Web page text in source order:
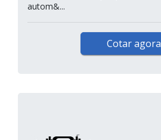
autom&...
Cotar agora